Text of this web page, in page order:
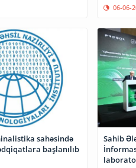
06-06-
sahəsində
başlanılıb
Sahib